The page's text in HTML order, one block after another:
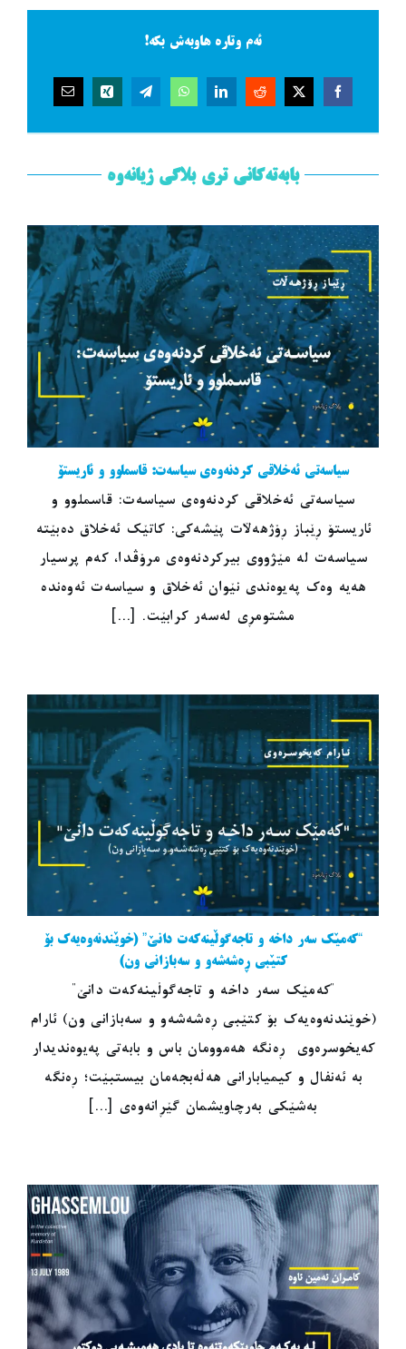
ئەم وتارە هاوبەش بکە!
بابەتەکانی تری بلاگی ژیانەوە
سیاسەتی ئەخلاقی کردنەوەی سیاسەت: قاسملوو و ئاریستۆ
سیاسەتی ئەخلاقی کردنەوەی سیاسەت: قاسملوو و
ئاریستۆ ڕێباز ڕۆژهەڵات پێشەکی: کاتێک ئەخلاق دەبێتە
سیاسەت لە مێژووی بیرکردنەوەی مرۆڤدا، کەم پرسیار
هەیە وەک پەیوەندی نێوان ئەخلاق و سیاسەت ئەوەندە
مشتومڕی لەسەر کرابێت. [...]
“کەمێک سەر داخە و تاجەگوڵینەکەت دانێ” (خوێندنەوەیەک بۆ
کتێبی ڕەشەشەو و سەبازانی ون)
"کەمێک سەر داخە و تاجەگوڵینەکەت دانێ"
(خوێندنەوەیەک بۆ کتێبی ڕەشەشەو و سەبازانی ون) ئارام
کەیخوسرەوی ڕەنگە هەموومان باس و بابەتی پەیوەندیدار
بە ئەنفال و کیمیابارانی هەڵەبجەمان بیستبێت؛ ڕەنگە
بەشێکی بەرچاویشمان گێڕانەوەی [...]